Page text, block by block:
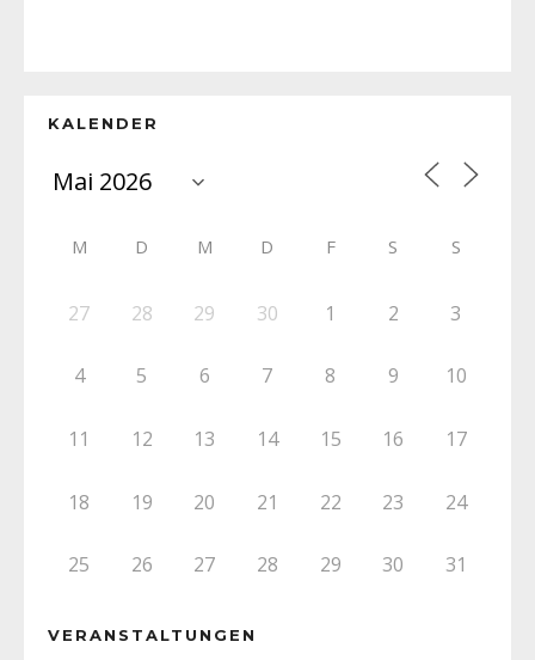
KALENDER
M D M D F S S
27 28 29 30 1 2 3
4 5 6 7 8 9 10
11 12 13 14 15 16 17
18 19 20 21 22 23 24
25 26 27 28 29 30 31
VERANSTALTUNGEN